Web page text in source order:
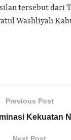
tersebut dari
Washliyah
Previous Post
Kekuatan
Next Post